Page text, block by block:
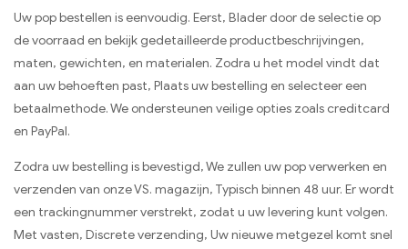
Uw pop bestellen is eenvoudig. Eerst, Blader door de selectie op
de voorraad en bekijk gedetailleerde productbeschrijvingen,
maten, gewichten, en materialen. Zodra u het model vindt dat
aan uw behoeften past, Plaats uw bestelling en selecteer een
betaalmethode. We ondersteunen veilige opties zoals creditcard
en PayPal.
Zodra uw bestelling is bevestigd, We zullen uw pop verwerken en
verzenden van onze VS. magazijn, Typisch binnen 48 uur. Er wordt
een trackingnummer verstrekt, zodat u uw levering kunt volgen.
Met vasten, Discrete verzending, Uw nieuwe metgezel komt snel